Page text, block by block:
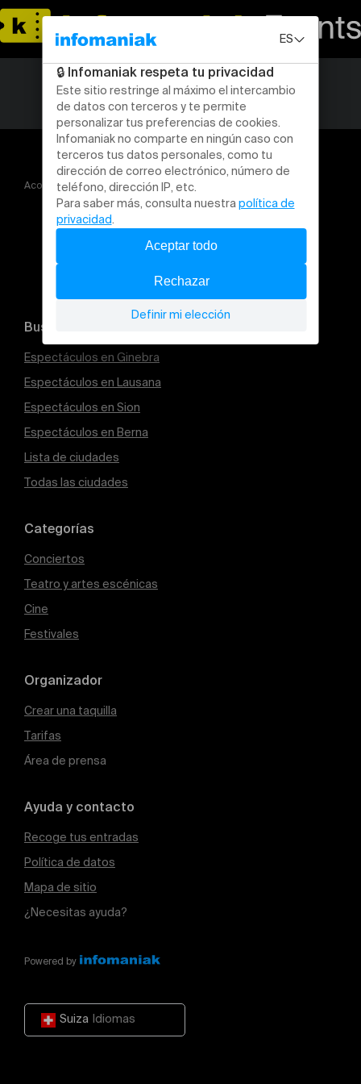
Acogida Alex Di Mambro
Buscar un evento
Espectáculos en Ginebra
Espectáculos en Lausana
Espectáculos en Sion
Espectáculos en Berna
Lista de ciudades
Todas las ciudades
Categorías
Conciertos
Teatro y artes escénicas
Cine
Festivales
Organizador
Crear una taquilla
Tarifas
Área de prensa
Ayuda y contacto
Recoge tus entradas
Política de datos
Mapa de sitio
¿Necesitas ayuda?
Powered by
Suiza Idiomas